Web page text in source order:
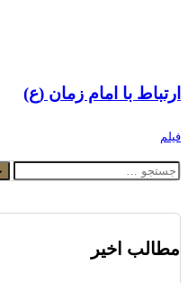
ارتباط با امام زمان (ع)
فیلم
جستجو
برای:
مطالب اخیر